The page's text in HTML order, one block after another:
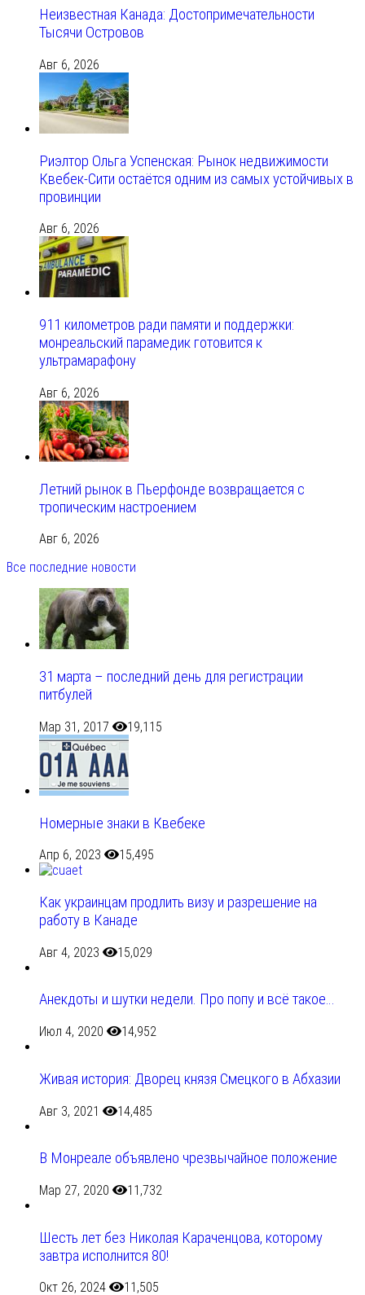
Неизвестная Канада: Достопримечательности
Тысячи Островов
Авг 6, 2026
Риэлтор Ольга Успенская: Рынок недвижимости
Квебек-Сити остаётся одним из самых устойчивых в
провинции
Авг 6, 2026
911 километров ради памяти и поддержки:
монреальский парамедик готовится к
ультрамарафону
Авг 6, 2026
Летний рынок в Пьерфонде возвращается с
тропическим настроением
Авг 6, 2026
Все последние новости
31 марта – последний день для регистрации
питбулей
Мар 31, 2017 19,115
Номерные знаки в Квебеке
Апр 6, 2023 15,495
Как украинцам продлить визу и разрешение на
работу в Канаде
Авг 4, 2023 15,029
Анекдоты и шутки недели. Про попу и всё такое…
Июл 4, 2020 14,952
Живая история: Дворец князя Смецкого в Абхазии
Авг 3, 2021 14,485
В Монреале объявлено чрезвычайное положение
Мар 27, 2020 11,732
Шесть лет без Николая Караченцова, которому
завтра исполнится 80!
Окт 26, 2024 11,505